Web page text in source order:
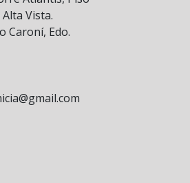
Vista.
Caroní, Edo.